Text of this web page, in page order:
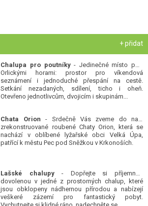
+ přidat
Chalupa pro poutníky- Jedinečné místo pod
Orlickými horami: prostor pro víkendová
seznámení i jednoduché přespání na cestě.
Setkání nezadaných, sdílení, ticho i oheň.
Otevřeno jednotlivcům, dvojicím i skupinám...
Chata Orion - Srdečně Vás zveme do naší
zrekonstruované roubené Chaty Orion, která se
nachází v oblíbené lyžařské obci Velká Úpa,
patřící k městu Pec pod Sněžkou v Krkonoších.
Lašské chalupy- Dopřejte si příjemnou
dovolenou v jedné z prostorných chalup, které
jsou obklopeny nádhernou přírodou a nabízejí
veškeré zázemí pro fantastický pobyt.